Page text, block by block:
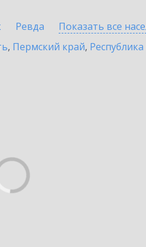
Ревда Показать все
, Пермский край,